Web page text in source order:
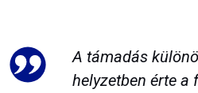
A támadás
helyzetben érte a